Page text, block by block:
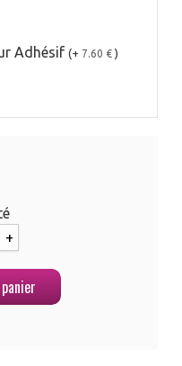
Adhésif (+ 7.60 € )
+